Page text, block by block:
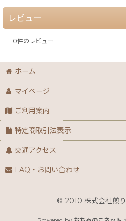
レビュー
0件のレビュー
ホーム
マイページ
ご利用案内
特定商取引法表示
交通アクセス
FAQ・お問い合わせ
© 2010 株式会社煎